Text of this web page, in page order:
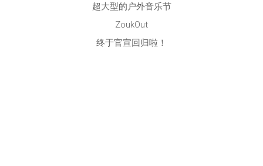
超大型的户外音乐节
ZoukOut
终于官宣回归啦！